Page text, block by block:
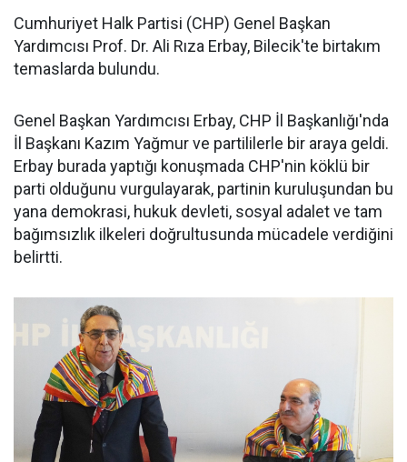
Cumhuriyet Halk Partisi (CHP) Genel Başkan
Yardımcısı Prof. Dr. Ali Rıza Erbay, Bilecik'te birtakım
temaslarda bulundu.
Genel Başkan Yardımcısı Erbay, CHP İl Başkanlığı'nda
İl Başkanı Kazım Yağmur ve partililerle bir araya geldi.
Erbay burada yaptığı konuşmada CHP'nin köklü bir
parti olduğunu vurgulayarak, partinin kuruluşundan bu
yana demokrasi, hukuk devleti, sosyal adalet ve tam
bağımsızlık ilkeleri doğrultusunda mücadele verdiğini
belirtti.